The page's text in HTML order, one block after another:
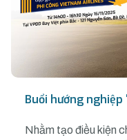
Buổi hướng nghiệp
Nhằm tạo điều kiện